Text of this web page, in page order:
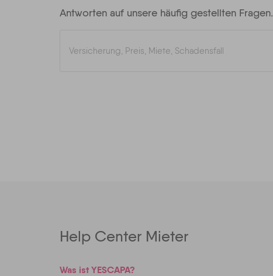
Antworten auf unsere häufig gestellten Fragen.
Help Center Mieter
Was ist YESCAPA?